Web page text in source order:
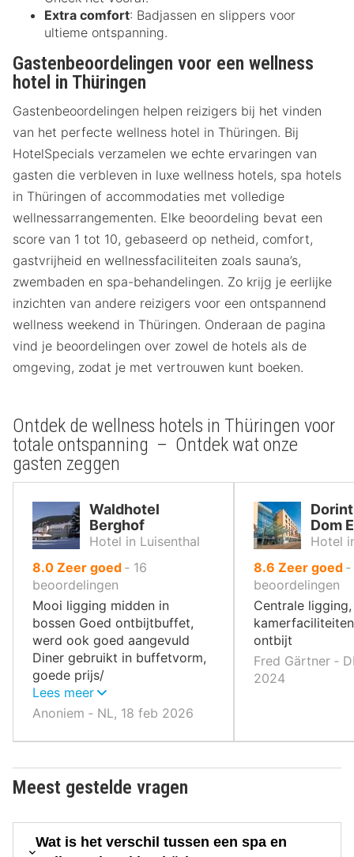
Extra comfort: Badjassen en slippers voor
ultieme ontspanning.
Gastenbeoordelingen voor een wellness
hotel in Thüringen
Gastenbeoordelingen helpen reizigers bij het vinden
van het perfecte wellness hotel in Thüringen. Bij
HotelSpecials verzamelen we echte ervaringen van
gasten die verbleven in luxe wellness hotels, spa hotels
in Thüringen of accommodaties met volledige
wellnessarrangementen. Elke beoordeling bevat een
score van 1 tot 10, gebaseerd op netheid, comfort,
gastvrijheid en wellnessfaciliteiten zoals sauna’s,
zwembaden en spa-behandelingen. Zo krijg je eerlijke
inzichten van andere reizigers voor een ontspannend
wellness weekend in Thüringen. Onderaan de pagina
vind je beoordelingen over zowel de hotels als de
omgeving, zodat je met vertrouwen kunt boeken.
Ontdek de wellness hotels in Thüringen voor
totale ontspanning – Ontdek wat onze
gasten zeggen
Waldhotel
Berghof
Hotel in Luisenthal
8.0uit
10
,
Zeer goed ‐ 16
beoordelingen
Mooi ligging midden in
bossen Goed ontbijtbuffet,
werd ook goed aangevuld
Diner gebruikt in buffetvorm,
goede prijs/
kwaliteitverhouding
Lees meer
Anoniem ‐ NL, 18 feb 2026
Dom
Hotel
8.6 uit
10
,
Zeer goed ‐
beoordelingen
Centrale
ontbijt
Fred Gärtner ‐
2024
Meest gestelde vragen
Wat is het verschil tussen een spa en